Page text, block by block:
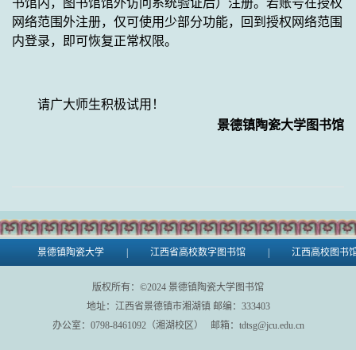
书馆内，图书馆馆外访问系统验证后）注册。若账号在授权
网络范围外注册，仅可使用少部分功能，回到授权网络范围
内登录，即可恢复正常权限。
请广大师生积极试用！
景德镇陶瓷大学图书馆
景德镇陶瓷大学 江西省高校数字图书馆 江西高校图书
版权所有：©2024 景德镇陶瓷大学图书馆
地址：江西省景德镇市湘湖镇 邮编：333403
办公室：0798-8461092（湘湖校区） 邮箱：tdtsg@jcu.edu.cn